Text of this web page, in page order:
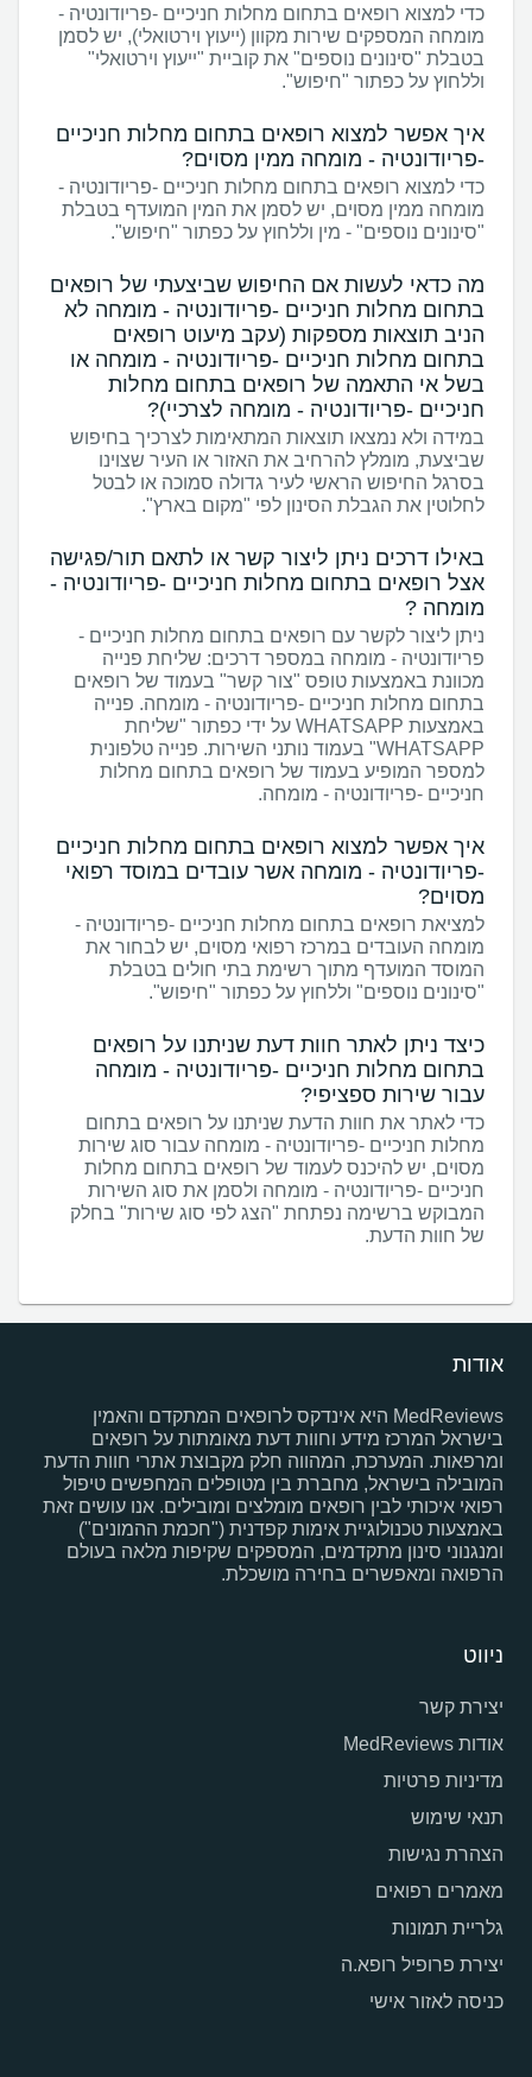
כדי למצוא רופאים בתחום מחלות חניכיים -פריודונטיה -
מומחה המספקים שירות מקוון (ייעוץ וירטואלי), יש לסמן
בטבלת "סינונים נוספים" את קוביית "ייעוץ וירטואלי"
וללחוץ על כפתור "חיפוש".
איך אפשר למצוא רופאים בתחום מחלות חניכיים
-פריודונטיה - מומחה ממין מסוים?
כדי למצוא רופאים בתחום מחלות חניכיים -פריודונטיה -
מומחה ממין מסוים, יש לסמן את המין המועדף בטבלת
"סינונים נוספים" - מין וללחוץ על כפתור "חיפוש".
מה כדאי לעשות אם החיפוש שביצעתי של רופאים
בתחום מחלות חניכיים -פריודונטיה - מומחה לא
הניב תוצאות מספקות (עקב מיעוט רופאים
בתחום מחלות חניכיים -פריודונטיה - מומחה או
בשל אי התאמה של רופאים בתחום מחלות
חניכיים -פריודונטיה - מומחה לצרכיי)?
במידה ולא נמצאו תוצאות המתאימות לצרכיך בחיפוש
שביצעת, מומלץ להרחיב את האזור או העיר שצוינו
בסרגל החיפוש הראשי לעיר גדולה סמוכה או לבטל
לחלוטין את הגבלת הסינון לפי "מקום בארץ".
באילו דרכים ניתן ליצור קשר או לתאם תור/פגישה
אצל רופאים בתחום מחלות חניכיים -פריודונטיה -
מומחה ?
ניתן ליצור לקשר עם רופאים בתחום מחלות חניכיים -
פריודונטיה - מומחה במספר דרכים: שליחת פנייה
מכוונת באמצעות טופס "צור קשר" בעמוד של רופאים
בתחום מחלות חניכיים -פריודונטיה - מומחה. פנייה
באמצעות WHATSAPP על ידי כפתור "שליחת
WHATSAPP" בעמוד נותני השירות. פנייה טלפונית
למספר המופיע בעמוד של רופאים בתחום מחלות
חניכיים -פריודונטיה - מומחה.
איך אפשר למצוא רופאים בתחום מחלות חניכיים
-פריודונטיה - מומחה אשר עובדים במוסד רפואי
מסוים?
למציאת רופאים בתחום מחלות חניכיים -פריודונטיה -
מומחה העובדים במרכז רפואי מסוים, יש לבחור את
המוסד המועדף מתוך רשימת בתי חולים בטבלת
"סינונים נוספים" וללחוץ על כפתור "חיפוש".
כיצד ניתן לאתר חוות דעת שניתנו על רופאים
בתחום מחלות חניכיים -פריודונטיה - מומחה
עבור שירות ספציפי?
כדי לאתר את חוות הדעת שניתנו על רופאים בתחום
מחלות חניכיים -פריודונטיה - מומחה עבור סוג שירות
מסוים, יש להיכנס לעמוד של רופאים בתחום מחלות
חניכיים -פריודונטיה - מומחה ולסמן את סוג השירות
המבוקש ברשימה נפתחת "הצג לפי סוג שירות" בחלק
של חוות הדעת.
אודות
MedReviews היא אינדקס לרופאים המתקדם והאמין
בישראל המרכז מידע וחוות דעת מאומתות על רופאים
ומרפאות. המערכת, המהווה חלק מקבוצת אתרי חוות הדעת
המובילה בישראל, מחברת בין מטופלים המחפשים טיפול
רפואי איכותי לבין רופאים מומלצים ומובילים. אנו עושים זאת
באמצעות טכנולוגיית אימות קפדנית ("חכמת ההמונים")
ומנגנוני סינון מתקדמים, המספקים שקיפות מלאה בעולם
הרפואה ומאפשרים בחירה מושכלת.
ניווט
יצירת קשר
אודות MedReviews
מדיניות פרטיות
תנאי שימוש
הצהרת נגישות
מאמרים רפואים
גלריית תמונות
יצירת פרופיל רופא.ה
כניסה לאזור אישי